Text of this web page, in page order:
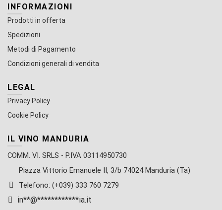
INFORMAZIONI
Prodotti in offerta
Spedizioni
Metodi di Pagamento
Condizioni generali di vendita
LEGAL
Privacy Policy
Cookie Policy
IL VINO MANDURIA
COMM. VI. SRLS - P.IVA 03114950730
Piazza Vittorio Emanuele II, 3/b 74024 Manduria (Ta)
Telefono: (+039) 333 760 7279
in**@************ia.it